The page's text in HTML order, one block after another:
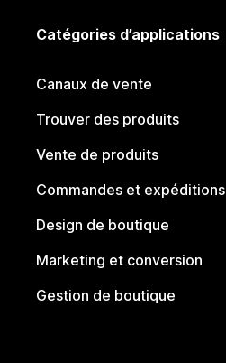
Catégories d’applications
Canaux de vente
Trouver des produits
Vente de produits
Commandes et expéditions
Design de boutique
Marketing et conversion
Gestion de boutique